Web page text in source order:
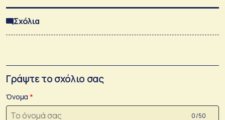
Σχόλια
Γράψτε το σχόλιο σας
Όνομα
0 /50